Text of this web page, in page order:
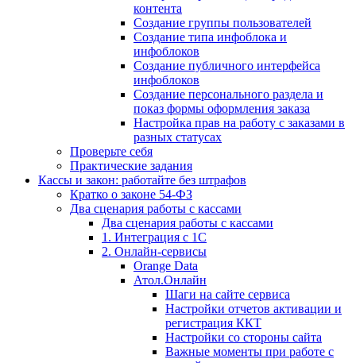
контента
Создание группы пользователей
Создание типа инфоблока и
инфоблоков
Создание публичного интерфейса
инфоблоков
Создание персонального раздела и
показ формы оформления заказа
Настройка прав на работу с заказами в
разных статусах
Проверьте себя
Практические задания
Кассы и закон: работайте без штрафов
Кратко о законе 54-ФЗ
Два сценария работы с кассами
Два сценария работы с кассами
1. Интеграция с 1С
2. Онлайн-сервисы
Orange Data
Атол.Онлайн
Шаги на сайте сервиса
Настройки отчетов активации и
регистрация ККТ
Настройки со стороны сайта
Важные моменты при работе с